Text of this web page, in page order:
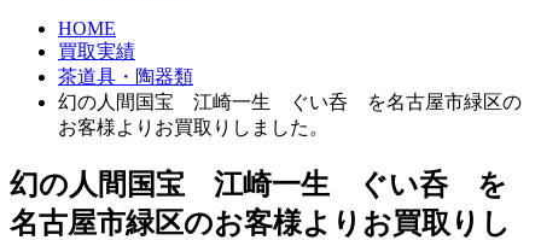
HOME
買取実績
茶道具・陶器類
幻の人間国宝 江崎一生 ぐい呑 を名古屋市緑区の
お客様よりお買取りしました。
幻の人間国宝 江崎一生 ぐい呑 を
名古屋市緑区のお客様よりお買取りし